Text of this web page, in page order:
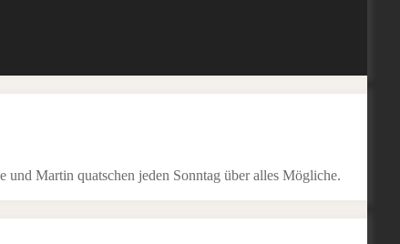
Martin quatschen jeden Sonntag über alles Mögliche.